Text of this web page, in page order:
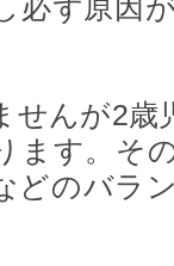
必ず原因
せんが2歳
ます。そ
どのバラ